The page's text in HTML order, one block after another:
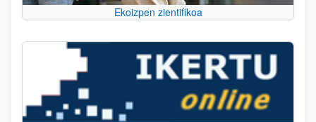
Ekoizpen zientifikoa